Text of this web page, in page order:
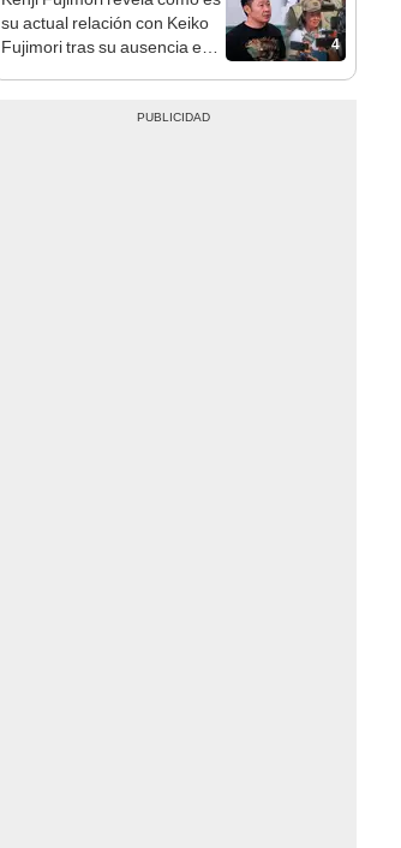
4
Fujimori tras su ausencia en
los eventos: "Mi familia es
Érika, mi suegra..."